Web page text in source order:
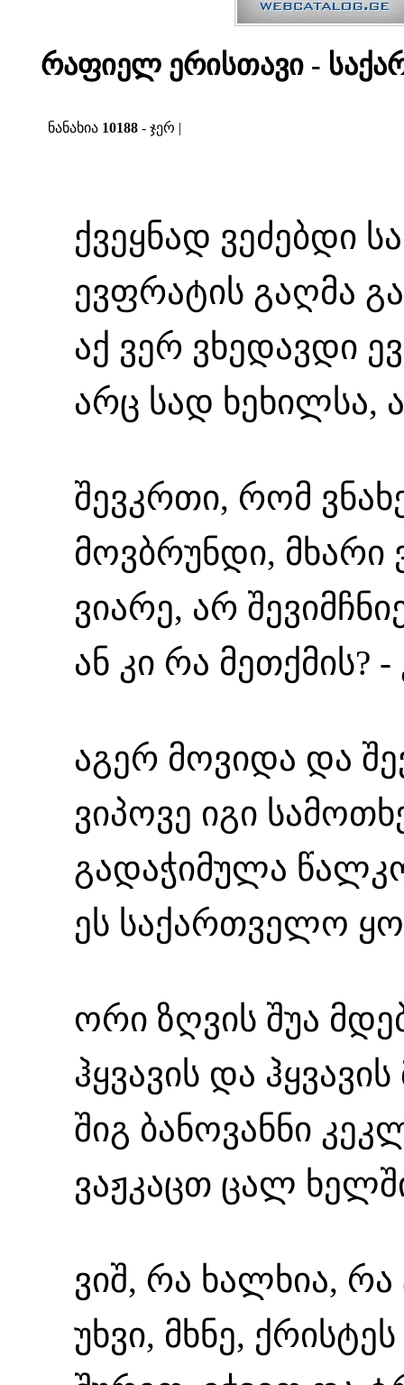
რაფიელ ერისთავი -
ნანახია 10188 - ჯერ |
ქვეყნად ვეძებდი
ევფრატის გაღმა
აქ ვერ ვხედავდი
არც სად ხეხილსა,
შევკრთი, რომ
მოვბრუნდი, მხარი
ვიარე, არ
ან კი რა მეთქმის?
აგერ მოვიდა და
ვიპოვე იგი
გადაჭიმულა
ეს საქართველო
ორი ზღვის შუა
ჰყვავის და
შიგ ბანოვანნი
ვაჟკაცთ ცალ
ვიშ, რა ხალხია,
უხვი, მხნე,